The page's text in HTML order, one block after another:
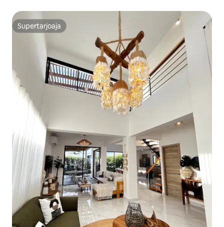
Supertarjoaja
Supertarjoaja